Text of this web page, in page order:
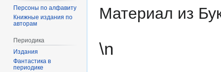
Материал из
кк
\n
Персоны по алфавиту
Книжные издания по
авторам
Периодика
Издания
Фантастика в
периодике